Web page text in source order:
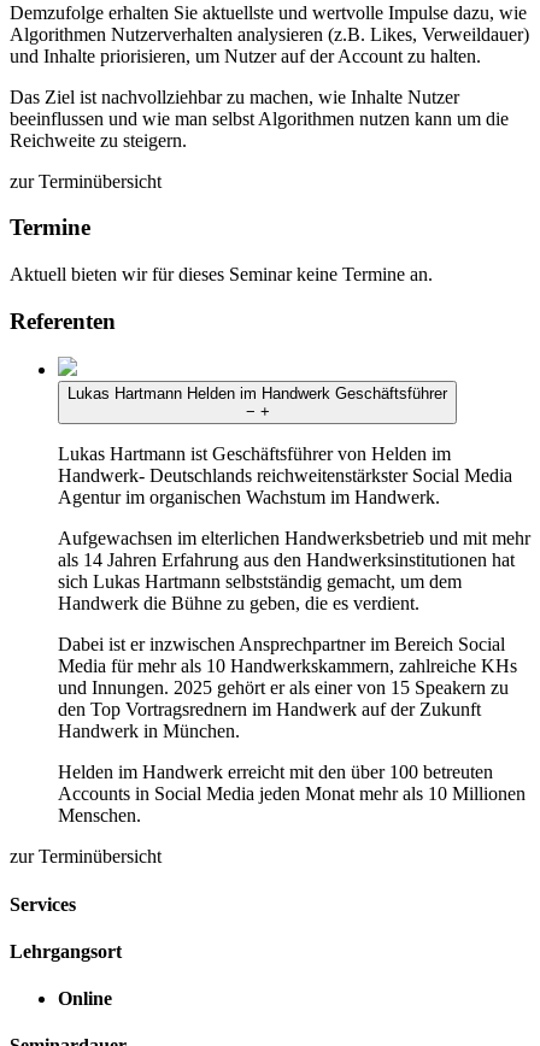
Demzufolge erhalten Sie aktuellste und wertvolle Impulse dazu, wie
Algorithmen Nutzerverhalten analysieren (z.B. Likes, Verweildauer)
und Inhalte priorisieren, um Nutzer auf der Account zu halten.
Das Ziel ist nachvollziehbar zu machen, wie Inhalte Nutzer
beeinflussen und wie man selbst Algorithmen nutzen kann um die
Reichweite zu steigern.
zur Terminübersicht
Termine
Aktuell bieten wir für dieses Seminar keine Termine an.
Referenten
Lukas Hartmann Helden im Handwerk Geschäftsführer
− +
Lukas Hartmann ist Geschäftsführer von Helden im
Handwerk- Deutschlands reichweitenstärkster Social Media
Agentur im organischen Wachstum im Handwerk.
Aufgewachsen im elterlichen Handwerksbetrieb und mit mehr
als 14 Jahren Erfahrung aus den Handwerksinstitutionen hat
sich Lukas Hartmann selbstständig gemacht, um dem
Handwerk die Bühne zu geben, die es verdient.
Dabei ist er inzwischen Ansprechpartner im Bereich Social
Media für mehr als 10 Handwerkskammern, zahlreiche KHs
und Innungen. 2025 gehört er als einer von 15 Speakern zu
den Top Vortragsrednern im Handwerk auf der Zukunft
Handwerk in München.
Helden im Handwerk erreicht mit den über 100 betreuten
Accounts in Social Media jeden Monat mehr als 10 Millionen
Menschen.
zur Terminübersicht
Services
Lehrgangsort
Online